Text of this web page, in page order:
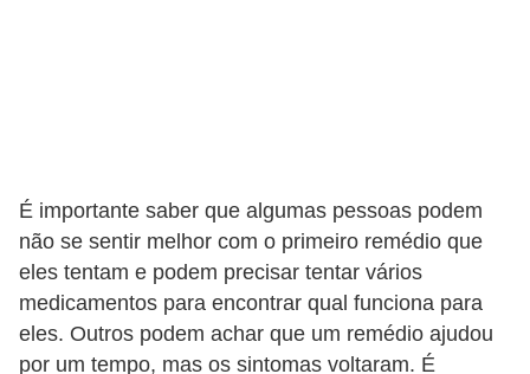
É importante saber que algumas pessoas podem
não se sentir melhor com o primeiro remédio que
eles tentam e podem precisar tentar vários
medicamentos para encontrar qual funciona para
eles. Outros podem achar que um remédio ajudou
por um tempo, mas os sintomas voltaram. É